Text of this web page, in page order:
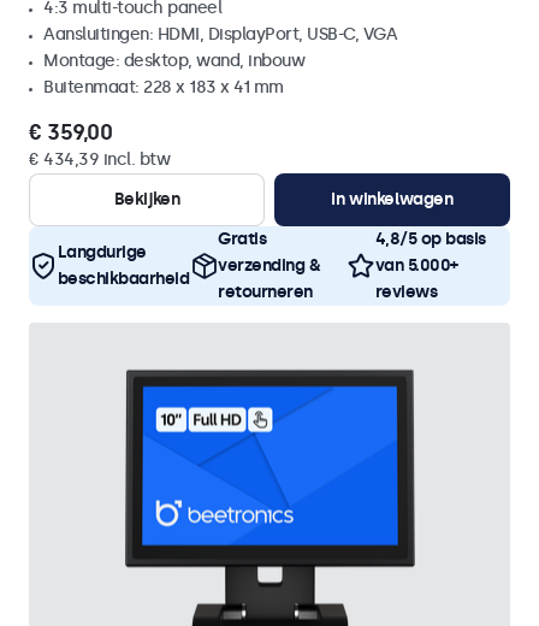
4:3 multi-touch paneel
Aansluitingen: HDMI, DisplayPort, USB-C, VGA
Montage: desktop, wand, inbouw
Buitenmaat: 228 x 183 x 41 mm
€ 359,00
€ 434,39 incl. btw
Bekijken
In winkelwagen
Langdurige
beschikbaarheid
Gratis
verzending &
retourneren
4,8/5 op basis
van 5.000+
reviews